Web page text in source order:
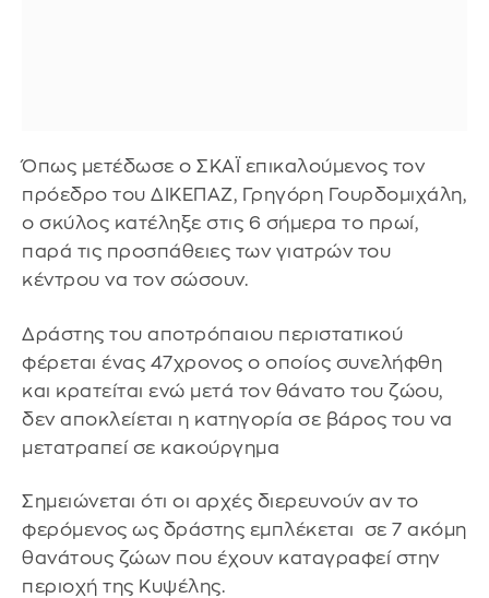
Όπως μετέδωσε ο ΣΚΑΪ επικαλούμενος τον
πρόεδρο του ΔΙΚΕΠΑΖ, Γρηγόρη Γουρδομιχάλη,
ο σκύλος κατέληξε στις 6 σήμερα το πρωί,
παρά τις προσπάθειες των γιατρών του
κέντρου να τον σώσουν.
Δράστης του αποτρόπαιου περιστατικού
φέρεται ένας 47χρονος ο οποίος συνελήφθη
και κρατείται ενώ μετά τον θάνατο του ζώου,
δεν αποκλείεται η κατηγορία σε βάρος του να
μετατραπεί σε κακούργημα
Σημειώνεται ότι οι αρχές διερευνούν αν το
φερόμενος ως δράστης εμπλέκεται σε 7 ακόμη
θανάτους ζώων που έχουν καταγραφεί στην
περιοχή της Κυψέλης.